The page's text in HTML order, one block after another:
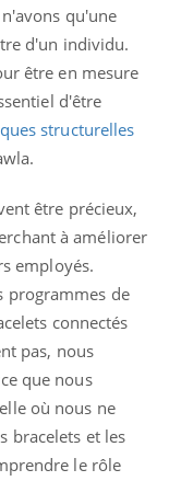
qu'une
d'un individu.
être en mesure
d'être
structurelles
être précieux,
à améliorer
employés.
programmes de
connectés
pas, nous
que nous
où nous ne
bracelets et les
le rôle